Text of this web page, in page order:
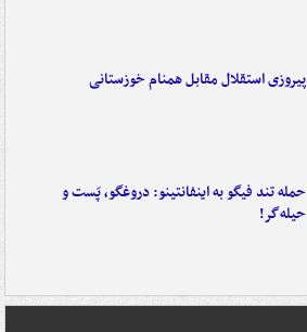
پیروزی استقلال مقابل همنام خوزستانی
حمله تند فیگو به اینفانتینو: دروغگو، پَست‌ و
حیله‌گر!